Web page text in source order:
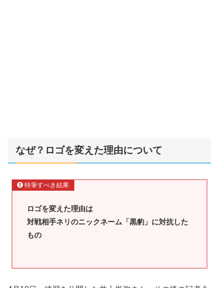
なぜ？ロゴを変えた理由について
特筆すべき結果
ロゴを変えた理由は
対戦相手ネリのニックネーム「黒豹」に対抗した
もの